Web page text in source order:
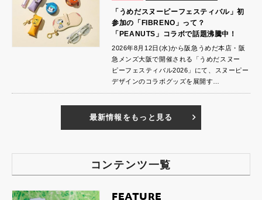
「うめだスヌーピーフェスティバル」初
参加の「FIBRENO」って？
「PEANUTS」コラボで話題沸騰中！
2026年8月12日(水)から阪急うめだ本店・阪
急メンズ大阪で開催される「うめだスヌー
ピーフェスティバル2026」にて、スヌーピー
デザインのコラボグッズを展開す…
最新情報をもっと見る
コンテンツ一覧
FEATURE